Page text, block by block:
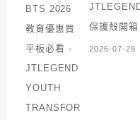
保護殼開箱
2026-07-29